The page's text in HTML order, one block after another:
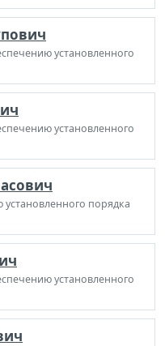
установленного
установленного
порядка
установленного